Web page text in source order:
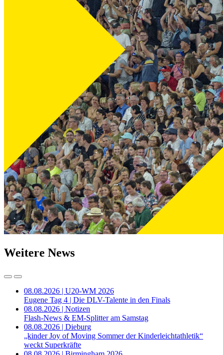
Weitere News
08.08.2026 | U20-WM 2026
Eugene Tag 4 | Die DLV-Talente in den Finals
08.08.2026 | Notizen
Flash-News & EM-Splitter am Samstag
08.08.2026 | Dieburg
„kinder Joy of Moving Sommer der Kinderleichtathletik“
weckt Superkräfte